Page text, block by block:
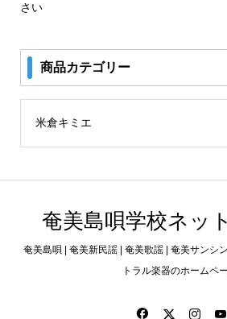
さい
商品カテゴリー
奄美島唄学校ネッ
奄美島唄 | 奄美新民謡 | 奄美歌謡 | 奄美サンシ
トラル楽器のホームペ